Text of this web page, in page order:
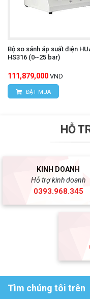
Bộ so sánh áp suất điện
HS316 (0~25 bar)
111,879,000 VND
ĐẶT MUA
HỖ
KINH DOANH
Hỗ trợ kinh doanh
0393.968.345
Tìm chúng tôi trên